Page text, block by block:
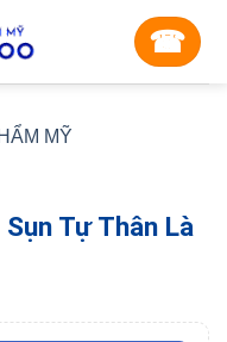
☎︎
MỸ
Tự Thân Là